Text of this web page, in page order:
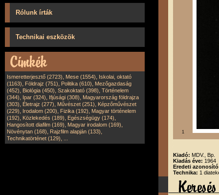
Rólunk írták
Technikai eszközök
Ismeretterjesztő (2723), Mese (1554), Iskolai, oktató
(1163), Földrajz (751), Politika (610), Mezőgazdaság
(452), Biológia (450), Szakoktató (398), Történelem
(344), Ipar (324), Ifjúsági (308), Magyarország földrajza
(303), Életrajz (277), Művészet (251), Képzőművészet
(229), Irodalom (200), Fizika (192), Magyar történelem
(192), Közlekedés (189), Egészségügy (174),
Hangosított diafilm (169), Magyar irodalom (169),
Növénytan (168), Rajzfilm alapján (133),
Technikatörténet (129),
1
Kiadó: MDV., Bp.
Kiadás éve: 1964
Eredeti
Technika: 1